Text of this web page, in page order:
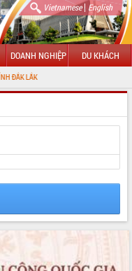
Vietnamese| English
DOANH NGHIỆP DU KHÁCH